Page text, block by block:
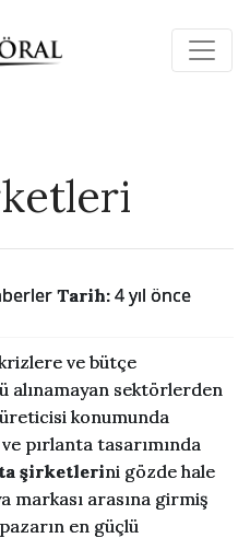
Tarih: 4 yıl önce
ve bütçe
alınamayan sektörlerden
konumunda
pırlanta tasarımında
şirketlerini gözde hale
markası arasına girmiş
en güçlü